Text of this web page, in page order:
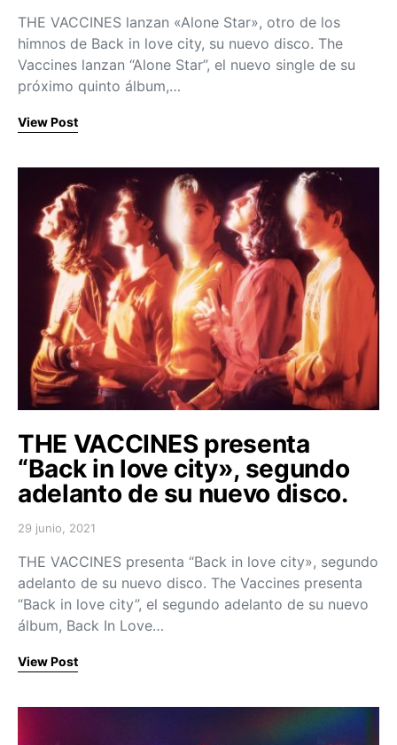
THE VACCINES lanzan «Alone Star», otro de los
himnos de Back in love city, su nuevo disco. The
Vaccines lanzan “Alone Star”, el nuevo single de su
próximo quinto álbum,…
View Post
THE VACCINES presenta
“Back in love city», segundo
adelanto de su nuevo disco.
Posted on
29 junio, 2021
THE VACCINES presenta “Back in love city», segundo
adelanto de su nuevo disco. The Vaccines presenta
“Back in love city”, el segundo adelanto de su nuevo
álbum, Back In Love…
View Post